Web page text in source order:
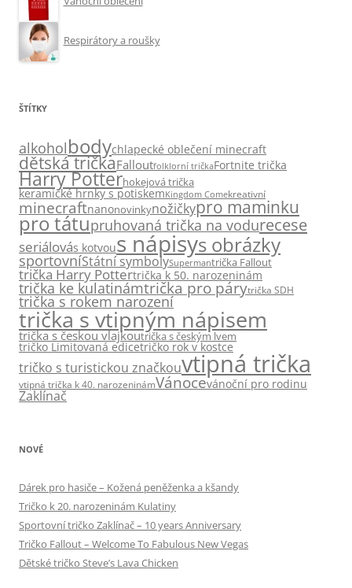
Respirátory a roušky
ŠTÍTKY
alkoholbodychlapecké oblečení minecraft
dětská tričkaFalloutfolklorní tričkaFortnite trička
Harry Potterhokejová trička
keramické hrnky s potiskemKingdom Comekreativní
minecraftnanonovinkynožičkypro maminku
pro tátupruhovaná trička na vodurecese
seriálovás kotvous nápisys obrázky
sportovníStátní symbolySupermantrička Fallout
trička Harry Pottertrička k 50. narozeninám
trička ke kulatinámtrička pro párytrička SDH
trička s rokem narození
trička s vtipným nápisem
trička s českou vlajkoutrička s českým lvem
tričko Limitovaná edicetričko rok v kostce
tričko s turistickou značkouvtipná trička
vtipná trička k 40. narozeninámVánocevánoční pro rodinu
Zaklínač
NOVÉ
Dárek pro hasiče – Kožená peněženka a kšandy
Tričko k 20. narozeninám Kulatiny
Sportovní tričko Zaklínač – 10 years Anniversary
Tričko Fallout – Welcome To Fabulous New Vegas
Dětské tričko Steve’s Lava Chicken